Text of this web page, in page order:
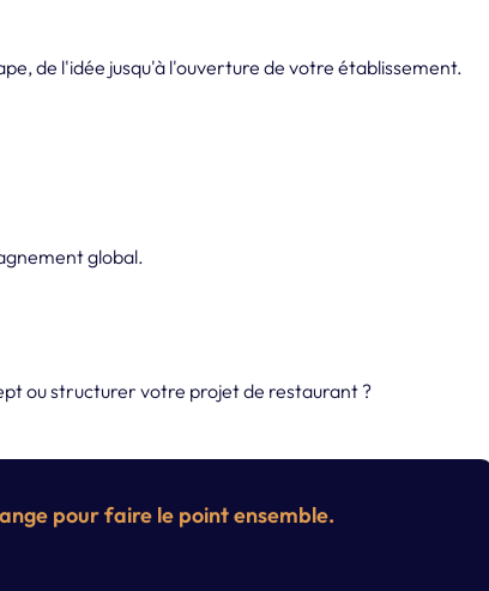
de l'idée jusqu'à l'ouverture de votre établissement.
global.
ou structurer votre projet de restaurant ?
pour faire le point ensemble.